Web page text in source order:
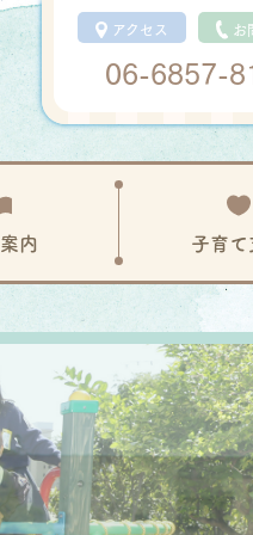
アクセス お
06-6857-
内 子育て